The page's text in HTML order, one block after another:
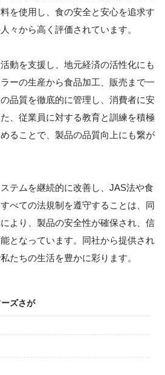
を使用し、食の安全と安心を追求す
々から高く評価されています。
動を支援し、地元経済の活性化にも
ーの生産から食品加工、販売まで一
品質を徹底的に管理し、消費者に安
、従業員に対する教育と訓練を積極
ることで、製品の品質向上にも繋が
テムを継続的に改善し、JAS法や食
べての法規制を遵守することは、同
より、製品の安全性が確保され、信
となっています。同社から提供され
たちの生活を豊かに彩ります。
ズさが